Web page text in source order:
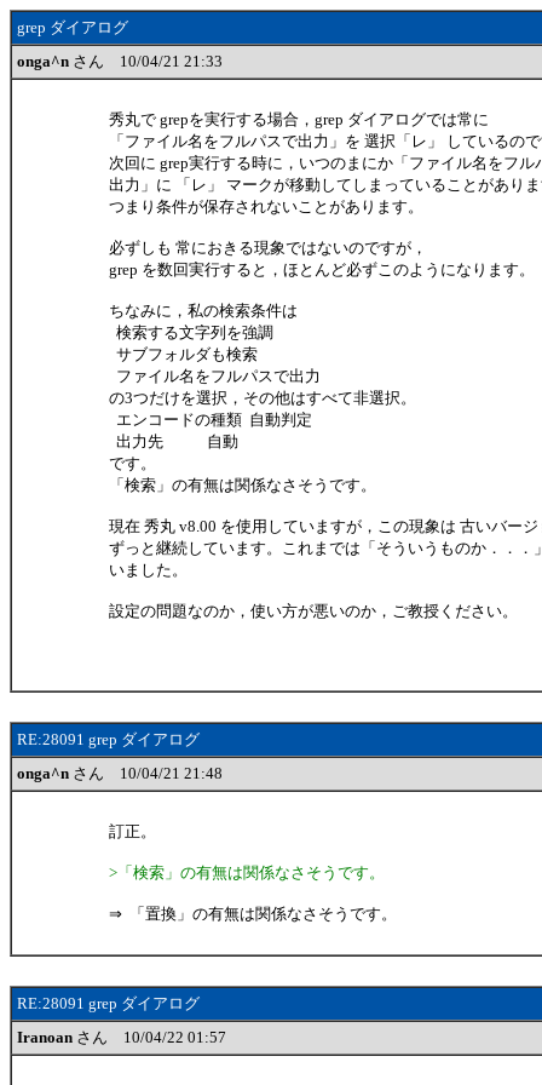
grep ダイアログ
onga^n さん 10/04/21 21:33
秀丸で grepを実行する場合，grep ダイアログでは常に
「ファイル名をフルパスで出力」を 選択「レ」 しているので
次回に grep実行する時に，いつのまにか「ファイル名をフル
出力」に 「レ」 マークが移動してしまっていることがありま
つまり条件が保存されないことがあります。
必ずしも 常におきる現象ではないのですが，
grep を数回実行すると，ほとんど必ずこのようになります。
ちなみに，私の検索条件は
検索する文字列を強調
サブフォルダも検索
ファイル名をフルパスで出力
の3つだけを選択，その他はすべて非選択。
エンコードの種類 自動判定
出力先 自動
です。
「検索」の有無は関係なさそうです。
現在 秀丸 v8.00 を使用していますが，この現象は 古いバージ
ずっと継続しています。これまでは「そういうものか．．．
いました。
設定の問題なのか，使い方が悪いのか，ご教授ください。
RE:28091 grep ダイアログ
onga^n さん 10/04/21 21:48
訂正。
>「検索」の有無は関係なさそうです。
⇒ 「置換」の有無は関係なさそうです。
RE:28091 grep ダイアログ
Iranoan さん 10/04/22 01:57